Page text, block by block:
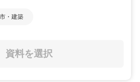
・建築
資料を選択